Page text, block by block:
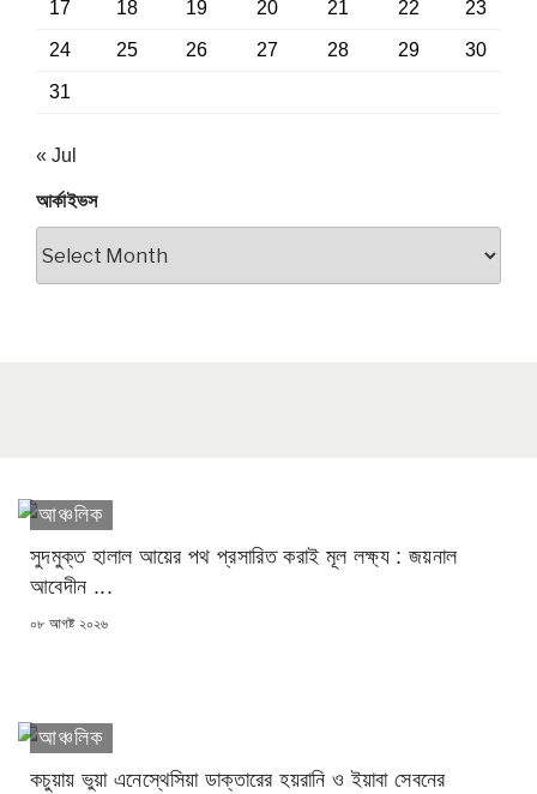
17 18 19 20 21 22 23
24 25 26 27 28 29 30
31
« Jul
আর্কাইভস
আঞ্চলিক
সুদমুক্ত হালাল আয়ের পথ প্রসারিত করাই মূল লক্ষ্য : জয়নাল
আবেদীন ...
POSTED
০৮ আগষ্ট ২০২৬
আঞ্চলিক
কচুয়ায় ভুয়া এনেস্থেসিয়া ডাক্তারের হয়রানি ও ইয়াবা সেবনের